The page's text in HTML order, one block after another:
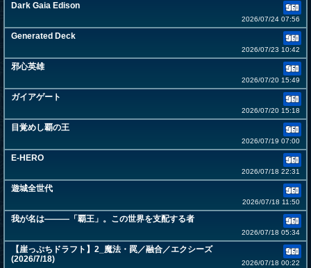
Dark Gaia Edison
2026/07/24 07:56
Generated Deck
2026/07/23 10:42
邪心英雄
2026/07/20 15:49
ガイアゲート
2026/07/20 15:18
目覚めし覇の王
2026/07/19 07:00
E-HERO
2026/07/18 22:31
遊城全世代
2026/07/18 11:50
我が名は―――「覇王」。この世界を支配する者
2026/07/18 05:34
【崖っぷちドラフト】2_魔法・罠／融合／エクシーズ
(2026/7/18)
2026/07/18 00:22